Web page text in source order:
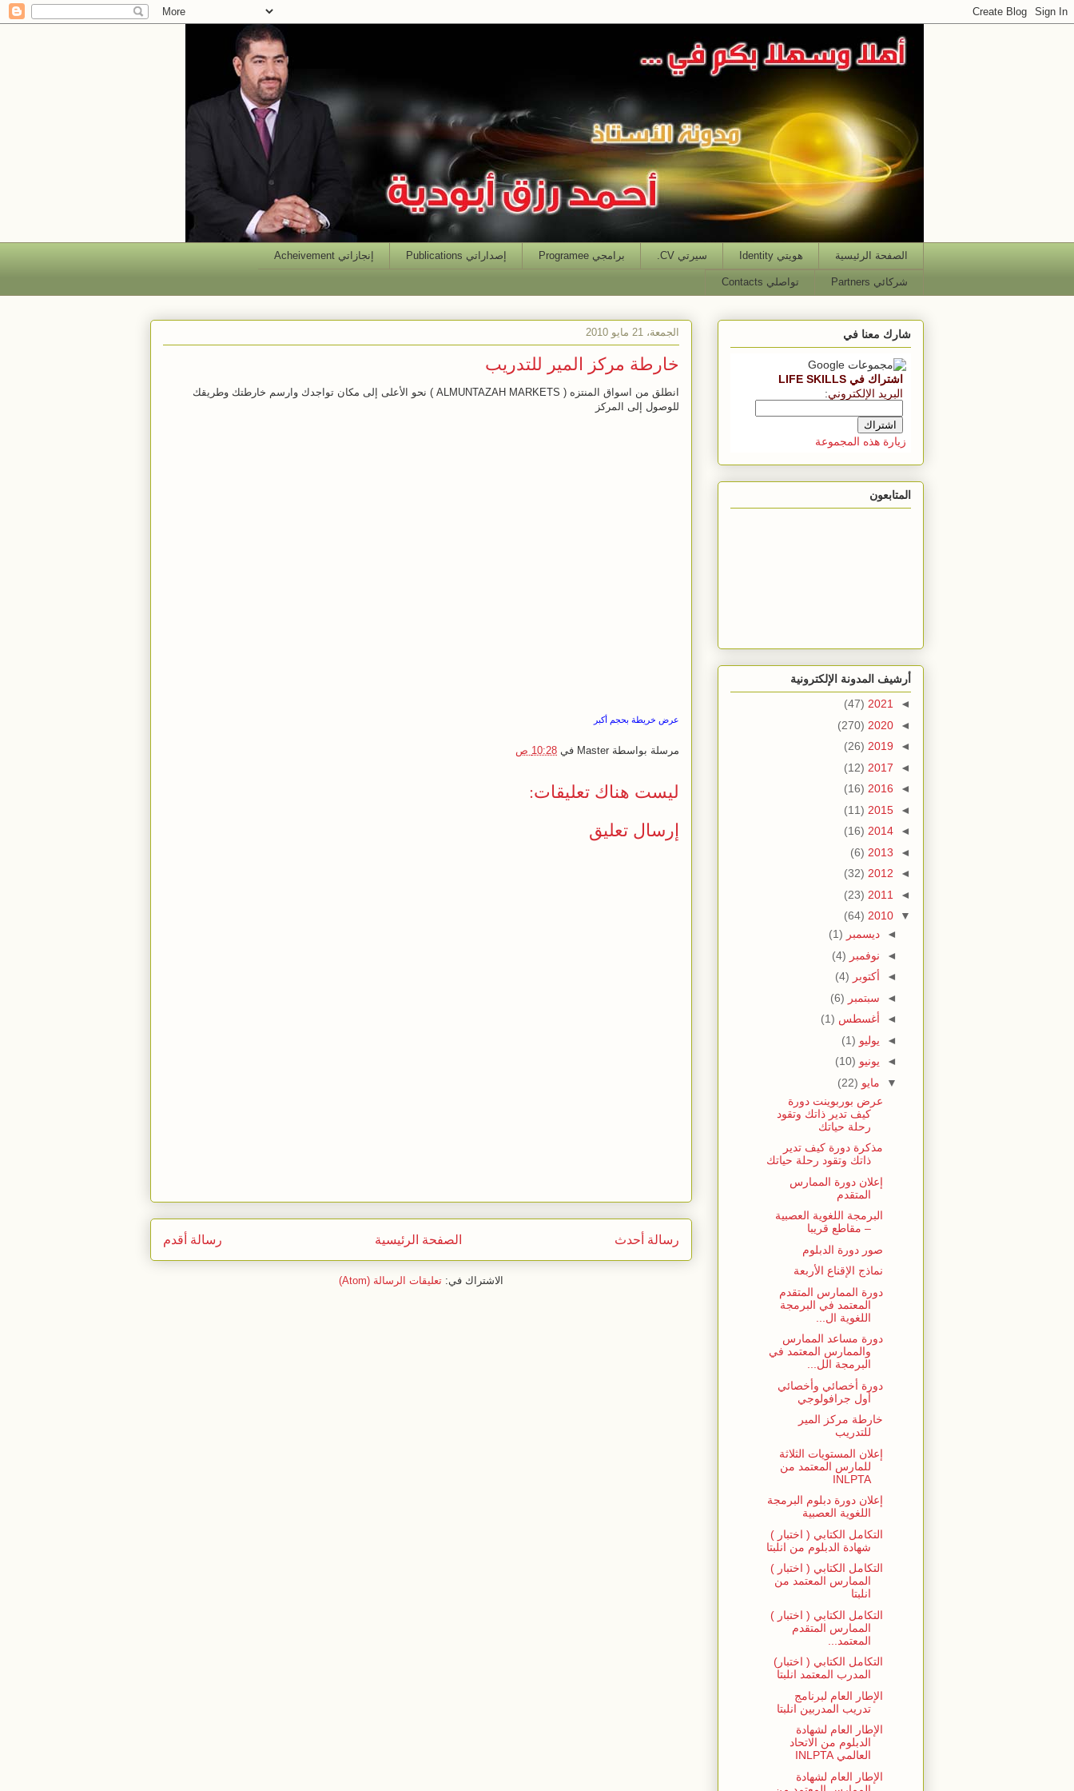
الصفحة الرئيسية هويتي Identity سيرتي CV. برامجي Programee إصداراتي Publications إنجازاتي Acheivement
شركائي Partners تواصلي Contacts
الجمعة، 21 مايو 2010
خارطة مركز المير للتدريب
انطلق من اسواق المنتزه ( ALMUNTAZAH MARKETS ) نحو الأعلى إلى مكان تواجدك وارسم خارطتك وطريقك
للوصول إلى المركز
عرض خريطة بحجم أكبر
مرسلة بواسطة Master في 10:28 ص
ليست هناك تعليقات:
إرسال تعليق
رسالة أحدث رسالة أقدم الصفحة الرئيسية
الاشتراك في: تعليقات الرسالة (Atom)
شارك معنا في
اشتراك في LIFE SKILLS
البريد الإلكتروني:
زيارة هذه المجموعة
المتابعون
أرشيف المدونة الإلكترونية
◄
2021
(47)
◄
2020
(270)
◄
2019
(26)
◄
2017
(12)
◄
2016
(16)
◄
2015
(11)
◄
2014
(16)
◄
2013
(6)
◄
2012
(32)
◄
2011
(23)
▼
2010
(64)
◄ ديسمبر (1)
◄ نوفمبر (4)
◄ أكتوبر (4)
◄ سبتمبر (6)
◄ أغسطس (1)
◄ يوليو (1)
◄ يونيو (10)
▼ مايو (22)
عرض بوربوينت دورة
كيف تدير ذاتك وتقود
رحلة حياتك
مذكرة دورة كيف تدير
ذاتك وتقود رحلة حياتك
إعلان دورة الممارس
المتقدم
البرمجة اللغوية العصبية
– مقاطع قريبا
صور دورة الدبلوم
نماذج الإقناع الأربعة
دورة الممارس المتقدم
المعتمد في البرمجة
اللغوية ال...
دورة مساعد الممارس
والممارس المعتمد في
البرمجة الل...
دورة أخصائي وأخصائي
أول جرافولوجي
خارطة مركز المير
للتدريب
إعلان المستويات الثلاثة
للمارس المعتمد من
INLPTA
إعلان دورة دبلوم البرمجة
اللغوية العصبية
التكامل الكتابي ( اختبار )
شهادة الدبلوم من انلبتا
التكامل الكتابي ( اختبار )
الممارس المعتمد من
انلبتا
التكامل الكتابي ( اختبار )
الممارس المتقدم
المعتمد...
التكامل الكتابي ( اختبار)
المدرب المعتمد انلبتا
الإطار العام لبرنامج
تدريب المدربين انلبتا
الإطار العام لشهادة
الدبلوم من الاتحاد
العالمي INLPTA
الإطار العام لشهادة